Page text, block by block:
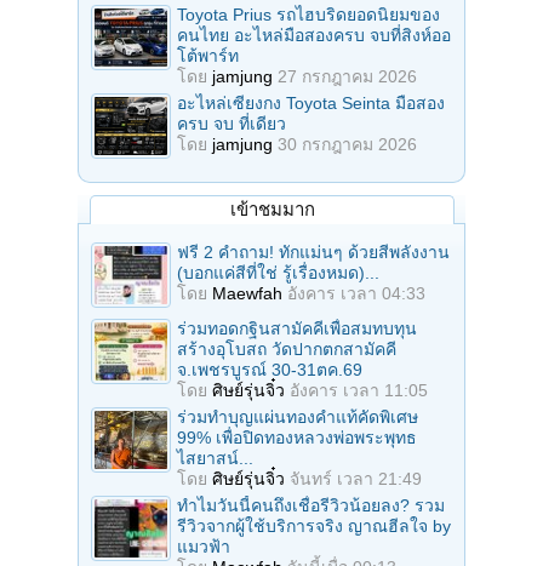
Toyota Prius รถไฮบริดยอดนิยมของ
คนไทย อะไหล่มือสองครบ จบที่สิงห์ออ
โต้พาร์ท
โดย jamjung 27 กรกฎาคม 2026
อะไหล่เซียงกง Toyota Seinta มือสอง
ครบ จบ ที่เดียว
โดย jamjung 30 กรกฎาคม 2026
เข้าชมมาก
ฟรี 2 คำถาม! ทักแม่นๆ ด้วยสีพลังงาน
(บอกแค่สีที่ใช่ รู้เรื่องหมด)...
โดย Maewfah อังคาร เวลา 04:33
ร่วมทอดกฐินสามัคคีเพื่อสมทบทุน
สร้างอุโบสถ วัดปากตกสามัคคี
จ.เพชรบูรณ์ 30-31ตค.69
โดย ศิษย์รุ่นจิ๋ว อังคาร เวลา 11:05
ร่วมทําบุญแผ่นทองคำแท้คัดพิเศษ
99% เพื่อปิดทองหลวงพ่อพระพุทธ
ไสยาสน์...
โดย ศิษย์รุ่นจิ๋ว จันทร์ เวลา 21:49
ทำไมวันนี้คนถึงเชื่อรีวิวน้อยลง? รวม
รีวิวจากผู้ใช้บริการจริง ญาณฮีลใจ by
แมวฟ้า